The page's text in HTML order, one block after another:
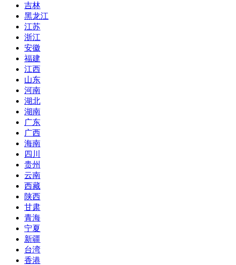
吉林
黑龙江
江苏
浙江
安徽
福建
江西
山东
河南
湖北
湖南
广东
广西
海南
四川
贵州
云南
西藏
陕西
甘肃
青海
宁夏
新疆
台湾
香港